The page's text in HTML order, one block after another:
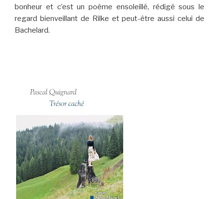
bonheur et c’est un poème ensoleillé, rédigé sous le
regard bienveillant de Rilke et peut-être aussi celui de
Bachelard.